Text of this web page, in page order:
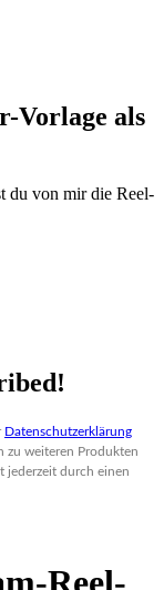
Vorlage als
du von mir die Reel-
Datenschutzerklärung
zu weiteren Produkten
jederzeit durch einen